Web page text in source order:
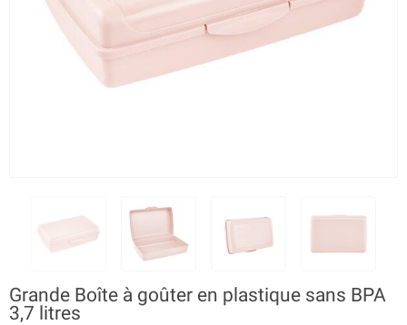
Grande Boîte à goûter en plastique sans BPA
3,7 litres